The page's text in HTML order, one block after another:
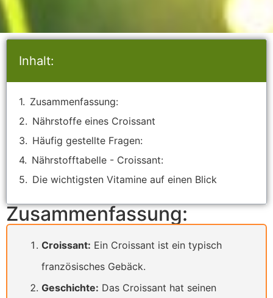
Inhalt:
Zusammenfassung:
Nährstoffe eines Croissant
Häufig gestellte Fragen:
Nährstofftabelle - Croissant:
Die wichtigsten Vitamine auf einen Blick
Zusammenfassung:
Croissant: Ein Croissant ist ein typisch
französisches Gebäck.
Geschichte: Das Croissant hat seinen